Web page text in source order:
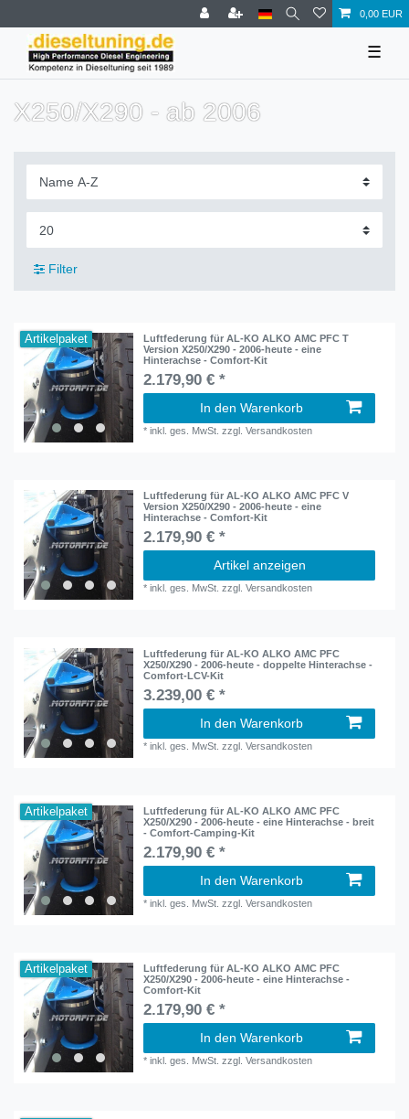
0,00 EUR
☰
X250/X290 - ab 2006
Filter
Artikelpaket
Luftfederung für AL-KO ALKO AMC PFC T
Version X250/X290 - 2006-heute - eine
Hinterachse - Comfort-Kit
2.179,90 € *
In den Warenkorb
*inkl. ges. MwSt. zzgl.Versandkosten
Luftfederung für AL-KO ALKO AMC PFC V
Version X250/X290 - 2006-heute - eine
Hinterachse - Comfort-Kit
2.179,90 € *
Artikel anzeigen
*inkl. ges. MwSt. zzgl.Versandkosten
Luftfederung für AL-KO ALKO AMC PFC
X250/X290 - 2006-heute - doppelte Hinterachse -
Comfort-LCV-Kit
3.239,00 € *
In den Warenkorb
*inkl. ges. MwSt. zzgl.Versandkosten
Artikelpaket
Luftfederung für AL-KO ALKO AMC PFC
X250/X290 - 2006-heute - eine Hinterachse - breit
- Comfort-Camping-Kit
2.179,90 € *
In den Warenkorb
*inkl. ges. MwSt. zzgl.Versandkosten
Artikelpaket
Luftfederung für AL-KO ALKO AMC PFC
X250/X290 - 2006-heute - eine Hinterachse -
Comfort-Kit
2.179,90 € *
In den Warenkorb
*inkl. ges. MwSt. zzgl.Versandkosten